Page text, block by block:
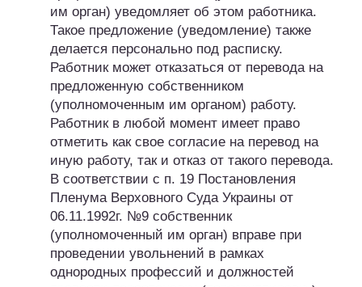
им орган) уведомляет об этом работника.
Такое предложение (уведомление) также
делается персонально под расписку.
Работник может отказаться от перевода на
предложенную собственником
(уполномоченным им органом) работу.
Работник в любой момент имеет право
отметить как свое согласие на перевод на
иную работу, так и отказ от такого перевода.
В соответствии с п. 19 Постановления
Пленума Верховного Суда Украины от
06.11.1992г. №9 собственник
(уполномоченный им орган) вправе при
проведении увольнений в рамках
однородных профессий и должностей